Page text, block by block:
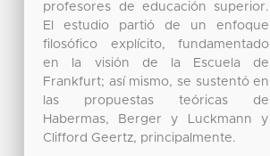
profesores de educación superior.
El estudio partió de un enfoque
filosófico explícito, fundamentado
en la visión de la Escuela de
Frankfurt; así mismo, se sustentó en
las propuestas teóricas de
Habermas, Berger y Luckmann y
Clifford Geertz, principalmente.